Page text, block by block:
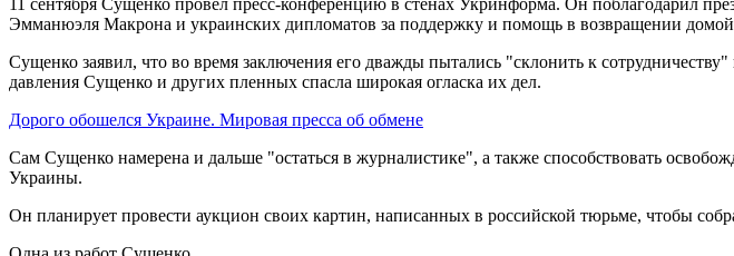
Эмманюэля Макрона и украинских дипломатов за поддержку и помощь в возвращении
Сущенко заявил, что во время заключения его дважды пытались "склонить к
давления Сущенко и других пленных спасла широкая огласка их дел.
Дорого обошелся Украине. Мировая пресса об обмене
Сам Сущенко намерена и дальше "остаться в журналистике", а также способствовать
Украины.
Он планирует провести аукцион своих картин, написанных в российской тюрьме, чтобы